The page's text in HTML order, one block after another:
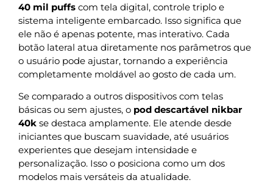
40 mil puffs com tela digital, controle triplo e
sistema inteligente embarcado. Isso significa que
ele não é apenas potente, mas interativo. Cada
botão lateral atua diretamente nos parâmetros que
o usuário pode ajustar, tornando a experiência
completamente moldável ao gosto de cada um.
Se comparado a outros dispositivos com telas
básicas ou sem ajustes, o pod descartável nikbar
40k se destaca amplamente. Ele atende desde
iniciantes que buscam suavidade, até usuários
experientes que desejam intensidade e
personalização. Isso o posiciona como um dos
modelos mais versáteis da atualidade.